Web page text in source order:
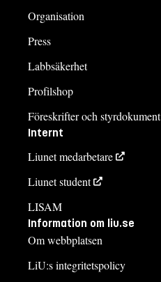
Organisation
Press
Labbsäkerhet
Profilshop
Föreskrifter och styrdokument
Internt
Liunet medarbetare
Liunet student
LISAM
Information om liu.se
Om webbplatsen
LiU:s integritetspolicy